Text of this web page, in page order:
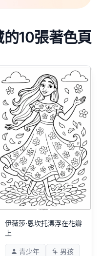
10張著色頁
伊薇莎·恩坎托漂浮在花瓣
上
青少年
男孩